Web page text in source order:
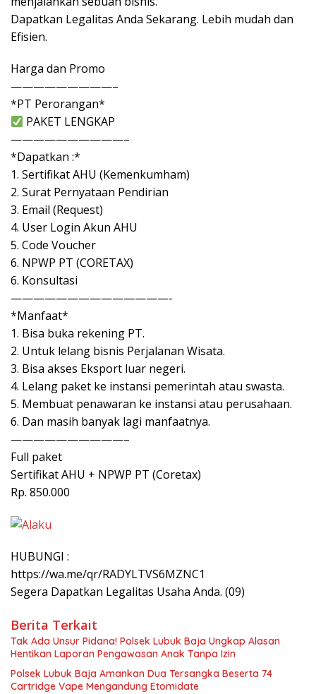
Dapatkan Legalitas Anda Sekarang. Lebih mudah dan
Efisien.
Harga dan Promo
—————————–
*PT Perorangan*
PAKET LENGKAP
——————————–
*Dapatkan :*
1. Sertifikat AHU (Kemenkumham)
2. Surat Pernyataan Pendirian
3. Email (Request)
4. User Login Akun AHU
5. Code Voucher
6. NPWP PT (CORETAX)
6. Konsultasi
——————————————-
*Manfaat*
1. Bisa buka rekening PT.
2. Untuk lelang bisnis Perjalanan Wisata.
3. Bisa akses Eksport luar negeri.
4. Lelang paket ke instansi pemerintah atau swasta.
5. Membuat penawaran ke instansi atau perusahaan.
6. Dan masih banyak lagi manfaatnya.
——————————–
Full paket
Sertifikat AHU + NPWP PT (Coretax)
Rp. 850.000
HUBUNGI :
https://wa.me/qr/RADYLTVS6MZNC1
Segera Dapatkan Legalitas Usaha Anda. (09)
Berita Terkait
Tak Ada Unsur Pidana! Polsek Lubuk Baja Ungkap Alasan
Hentikan Laporan Pengawasan Anak Tanpa Izin
Polsek Lubuk Baja Amankan Dua Tersangka Beserta 74
Cartridge Vape Mengandung Etomidate